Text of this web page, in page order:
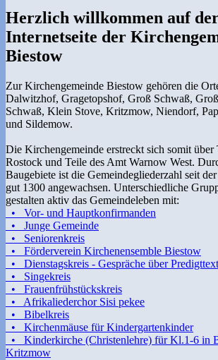
Herzlich willkommen auf
Internetseite der
Biestow
Zur Kirchengemeinde Biestow gehören die
Dalwitzhof, Gragetopshof, Groß Schwaß,
Schwaß, Klein Stove, Kritzmow, Niendorf,
und Sildemow.
Die Kirchengemeinde erstreckt sich somit über
Rostock und Teile des Amt Warnow West.
Baugebiete ist die Gemeindegliederzahl seit
gut 1300 angewachsen. Unterschiedliche
gestalten aktiv das Gemeindeleben mit:
• Vor- und Hauptkonfirmanden
• Junge Gemeinde
• Seniorenkreis
• Förderverein Kirchenensemble Biestow
• Dienstagskreis - Gespräche über
• Singekreis
• Frauenfrühstückskreis
• Afrikaliederchor Sisi pekee
• Bibelkreis
• Kirchenmäuse für Kindergartenkinder
• Kinderkirche (Christenlehre) für Kl.1-6 in
Kritzmow